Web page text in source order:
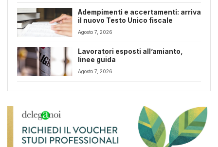
Adempimenti e accertamenti: arriva
il nuovo Testo Unico fiscale
Agosto 7, 2026
Lavoratori esposti all’amianto,
linee guida
Agosto 7, 2026